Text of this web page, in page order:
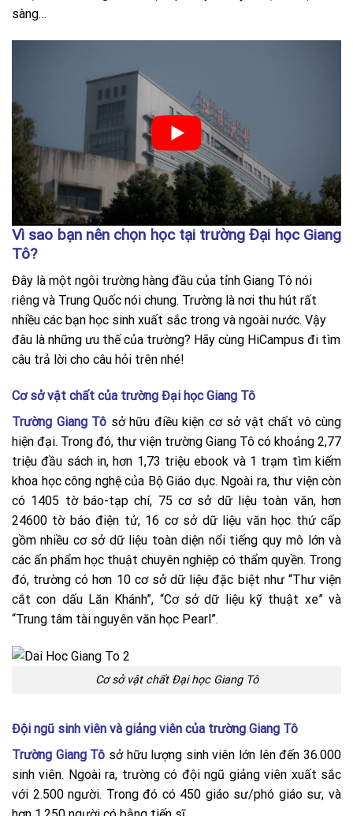
sàng…
Vì sao bạn nên chọn học tại trường Đại học Giang
Tô?
Đây là một ngôi trường hàng đầu của tỉnh Giang Tô nói
riêng và Trung Quốc nói chung. Trường là nơi thu hút rất
nhiều các bạn học sinh xuất sắc trong và ngoài nước. Vậy
đâu là những ưu thế của trường? Hãy cùng HiCampus đi tìm
câu trả lời cho câu hỏi trên nhé!
Cơ sở vật chất của trường Đại học Giang Tô
Trường Giang Tô sở hữu điều kiện cơ sở vật chất vô cùng
hiện đại. Trong đó, thư viện trường Giang Tô có khoảng 2,77
triệu đầu sách in, hơn 1,73 triệu ebook và 1 trạm tìm kiếm
khoa học công nghệ của Bộ Giáo dục. Ngoài ra, thư viện còn
có 1405 tờ báo-tạp chí, 75 cơ sở dữ liệu toàn văn, hơn
24600 tờ báo điện tử, 16 cơ sở dữ liệu văn học thứ cấp
gồm nhiều cơ sở dữ liệu toàn diện nổi tiếng quy mô lớn và
các ấn phẩm học thuật chuyên nghiệp có thẩm quyền. Trong
đó, trường có hơn 10 cơ sở dữ liệu đặc biệt như “Thư viện
cắt con dấu Lăn Khánh”, “Cơ sở dữ liệu kỹ thuật xe” và
“Trung tâm tài nguyên văn học Pearl”.
Cơ sở vật chất Đại học Giang Tô
Đội ngũ sinh viên và giảng viên của trường Giang Tô
Trường Giang Tô sở hữu lượng sinh viên lớn lên đến 36.000
sinh viên. Ngoài ra, trường có đội ngũ giảng viên xuất sắc
với 2.500 người. Trong đó có 450 giáo sư/phó giáo sư, và